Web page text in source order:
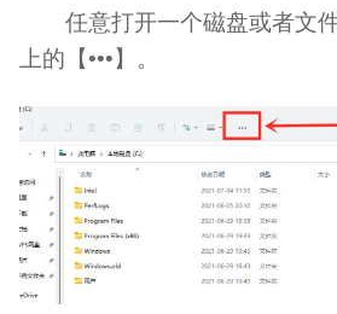
任意打开一个磁盘或者文件
上的【•••】。